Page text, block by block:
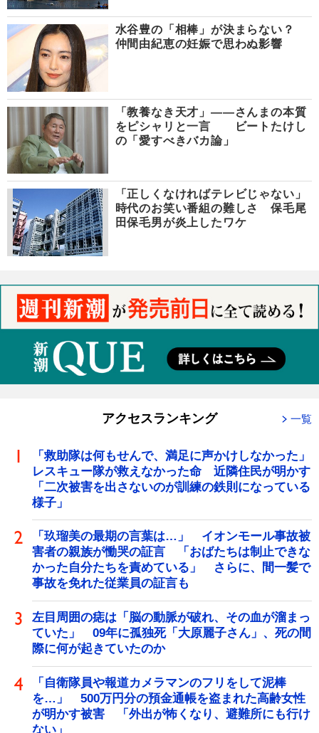
水谷豊の「相棒」が決まらない？
仲間由紀恵の妊娠で思わぬ影響
「教養なき天才」――さんまの本質
をピシャリと一言 ビートたけし
の「愛すべきバカ論」
「正しくなければテレビじゃない」
時代のお笑い番組の難しさ 保毛尾
田保毛男が炎上したワケ
アクセスランキング 一覧
「救助隊は何もせんで、満足に声かけしなかった」
レスキュー隊が救えなかった命 近隣住民が明かす
「二次被害を出さないのが訓練の鉄則になっている
様子」
「玖瑠美の最期の言葉は…」 イオンモール事故被
害者の親族が慟哭の証言 「おばたちは制止できな
かった自分たちを責めている」 さらに、間一髪で
事故を免れた従業員の証言も
左目周囲の痣は「脳の動脈が破れ、その血が溜まっ
ていた」 09年に孤独死「大原麗子さん」、死の間
際に何が起きていたのか
「自衛隊員や報道カメラマンのフリをして泥棒
を…」 500万円分の預金通帳を盗まれた高齢女性
が明かす被害 「外出が怖くなり、避難所にも行け
ない」